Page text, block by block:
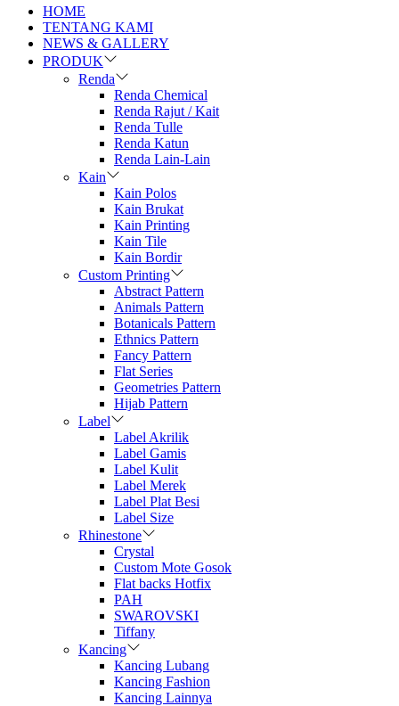
HOME
TENTANG KAMI
NEWS & GALLERY
PRODUK
Renda
Renda Chemical
Renda Rajut / Kait
Renda Tulle
Renda Katun
Renda Lain-Lain
Kain
Kain Polos
Kain Brukat
Kain Printing
Kain Tile
Kain Bordir
Custom Printing
Abstract Pattern
Animals Pattern
Botanicals Pattern
Ethnics Pattern
Fancy Pattern
Flat Series
Geometries Pattern
Hijab Pattern
Label
Label Akrilik
Label Gamis
Label Kulit
Label Merek
Label Plat Besi
Label Size
Rhinestone
Crystal
Custom Mote Gosok
Flat backs Hotfix
PAH
SWAROVSKI
Tiffany
Kancing
Kancing Lubang
Kancing Fashion
Kancing Lainnya